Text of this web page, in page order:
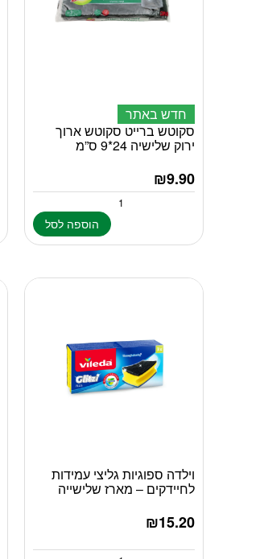
חדש באתר
סקוטש ברייט סקוטש ארוך
ירוק שלישיה 24*9 ס”מ
₪9.90
הוספה לסל
וילדה ספוגיות גליצי עמידות
לחיידקים – מארז שלישייה
₪15.20